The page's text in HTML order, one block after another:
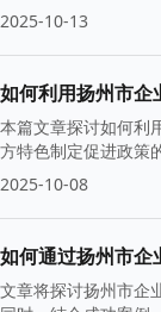
2025-10-13
如何利用扬州市企
本篇文章探讨如何利
方特色制定促进政策
2025-10-08
如何通过扬州市企
文章将探讨扬州市企